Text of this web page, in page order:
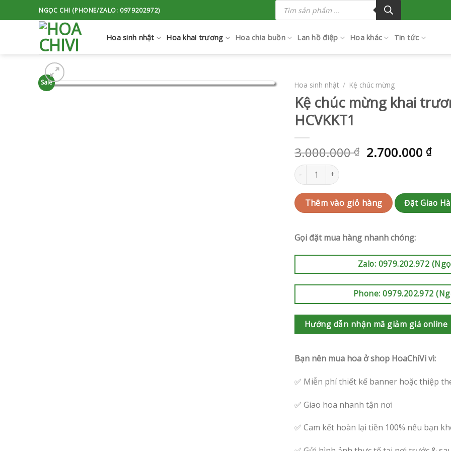
to
NGỌC CHI (PHONE/ZALO: 0979202972)
Tìm
kiếm
phẩm
Hoa sinh nhật Hoa khai trương Hoa chia buồn Lan hồ điệp Hoa khác Tin tức
Sale Hoa sinh nhật / Kệ chúc mừng
Kệ chúc mừng khai
HCVKKT1
3.000.000₫ 2.700.000 ₫
Kệ chúc mừng khai trương | HCVKKT1 số
Thêm vào giỏ hàng Đặt Giao
Gọi đặt mua hàng nhanh chóng:
Zalo: 0979.202.972
Phone: 0979.202.972
Hướng dẫn nhận mã giảm giá online
Bạn nên mua hoa ở shop HoaChiVi vì:
✅ Miễn phí thiết kế banner hoặc thiệp
✅ Giao hoa nhanh tận nơi
✅ Cam kết hoàn lại tiền 100% nếu bạn